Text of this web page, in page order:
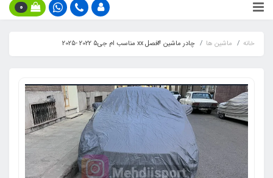
0
خانه ماشین ها چادر ماشین 4فصل xx مناسب ام جی5 2022 -2025